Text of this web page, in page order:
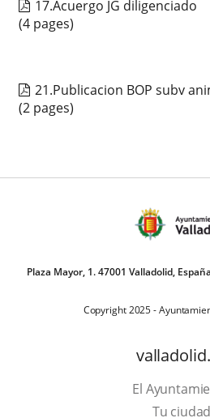
17.Acuergo JG diligenciado
(4 pages)
21.Publicacion BOP subv
(2 pages)
Plaza Mayor, 1. 47001 Valladolid,
Copyright 2025 -
El
Tu ciudad